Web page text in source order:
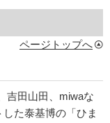
ページトップへ
吉田山田、miwaな
た泰基博の「ひま